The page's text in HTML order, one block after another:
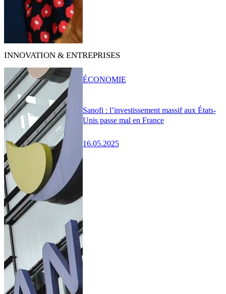
INNOVATION & ENTREPRISES
Sanofi : l’investissement massif aux États-
Unis passe mal en France
16.05.2025
ÉCONOMIE